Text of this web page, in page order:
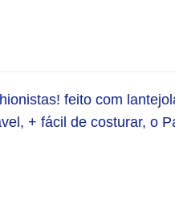
feito com
+ fácil de costurar, o